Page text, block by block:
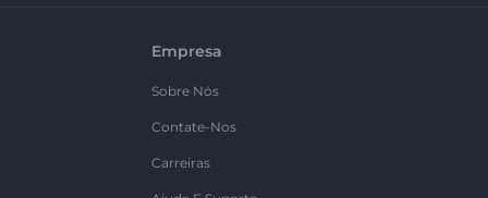
Empresa
Sobre Nós
Contate-Nos
Carreiras